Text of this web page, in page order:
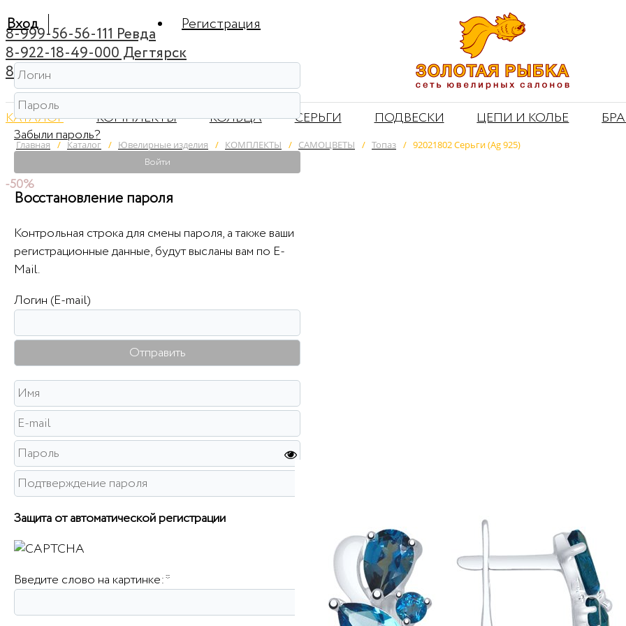
8-999-56-56-111 Ревда
8-922-18-49-000 Дегтярск
8-922-44-95-222 Советский
КАТАЛОГ КОМПЛЕКТЫ КОЛЬЦА СЕРЬГИ ПОДВЕСКИ ЦЕПИ И КОЛЬЕ
Главная / Каталог / Ювелирные изделия / КОМПЛЕКТЫ / САМОЦВЕТЫ / Топаз / 92021802 Серьги (Ag 925)
-50%
Вход Регистрация
Забыли пароль?
Войти
Восстановление пароля
Контрольная строка для смены пароля, а также ваши
регистрационные данные, будут высланы вам по E-
Mail.
Логин (E-mail)
Защита от автоматической регистрации
Введите слово на картинке:*